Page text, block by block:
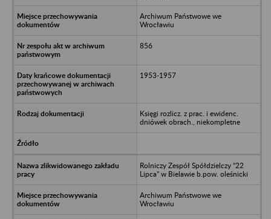
Archiwum Państwowe we
Wrocławiu
856
1953-1957
Księgi rozlicz. z prac. i ewidenc.
dniówek obrach., niekompletne
Rolniczy Zespół Spółdzielczy “22
Lipca” w Bielawie b.pow. oleśnicki
Archiwum Państwowe we
Wrocławiu